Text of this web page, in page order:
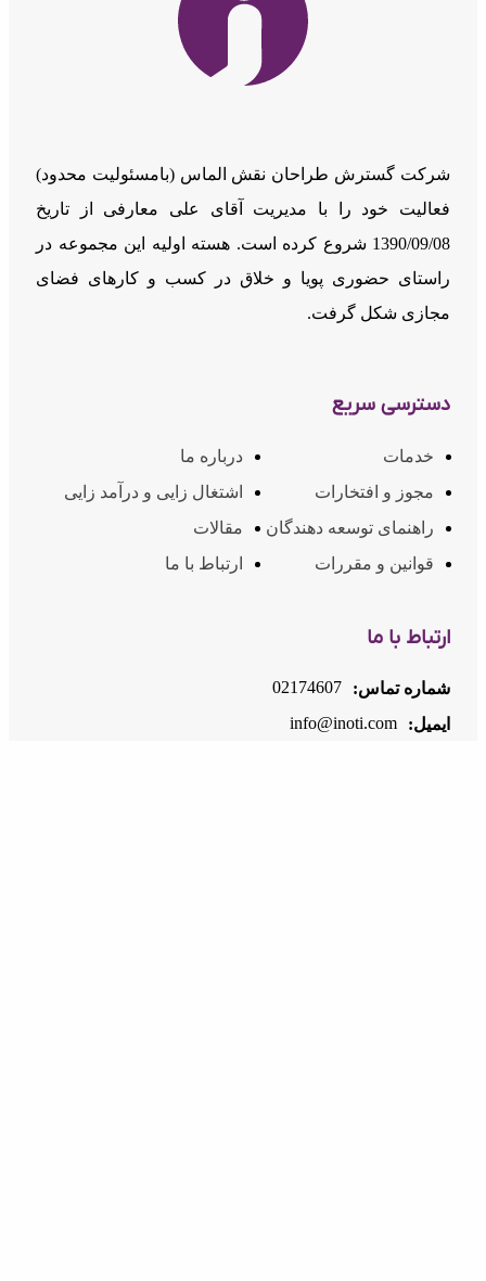
شرکت گسترش طراحان نقش الماس (بامسئوليت محدود)
فعالیت خود را با مدیریت آقای علی معارفی از تاریخ
1390/09/08 شروع کرده است. هسته اولیه این مجموعه در
راستای حضوری پویا و خلاق در کسب و کارهای فضای
مجازی شکل گرفت.
دسترسی سریع
خدمات
درباره ما
مجوز و افتخارات
اشتغال زایی و درآمد زایی
راهنمای توسعه دهندگان
مقالات
قوانین و مقررات
ارتباط با ما
ارتباط با ما
شماره تماس:
02174607
ایمیل:
info@inoti.com